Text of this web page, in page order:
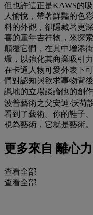
但也許這正是KAWS的
人愉悅，帶著鮮豔的色
料的外觀，卻隱藏著更
喜的童年吉祥物，來探
顛覆它們，在其中增添
環，以強化其商業吸引
在卡通人物可愛外表下
們對認知與欲求事物背
諷地的立場談論他的創
波普藝術之父安迪‧沃荷
看到了藝術。你的鞋子
視為藝術，它就是藝術。
更多來自 離心力
查看全部
查看全部